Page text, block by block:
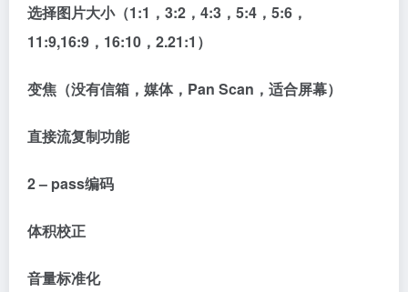
选择图片大小（1:1，3:2，4:3，5:4，5:6，
11:9,16:9，16:10，2.21:1）
变焦（没有信箱，媒体，Pan Scan，适合屏幕）
直接流复制功能
2 – pass编码
体积校正
音量标准化